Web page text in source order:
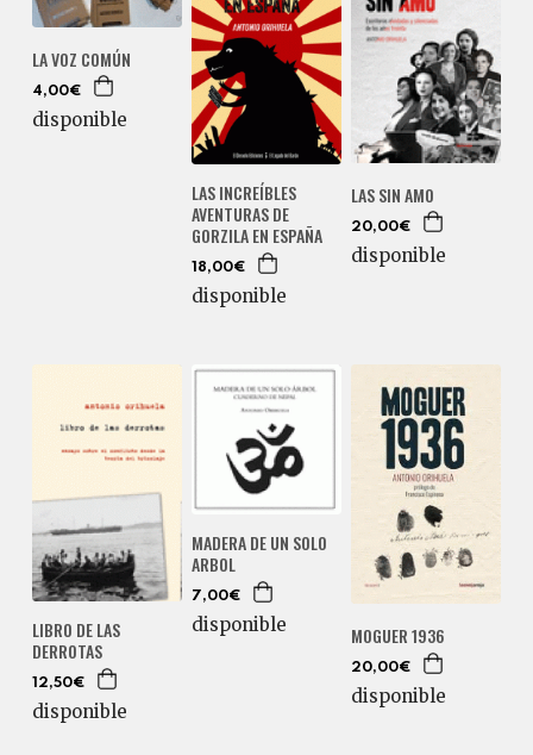
LA VOZ COMÚN
4,00€
disponible
LAS INCREÍBLES
AVENTURAS DE
GORZILA EN ESPAÑA
18,00€
disponible
LAS SIN AMO
20,00€
disponible
LIBRO DE LAS
DERROTAS
12,50€
disponible
MADERA DE UN SOLO
ARBOL
7,00€
disponible MOGUER 1936
20,00€
disponible